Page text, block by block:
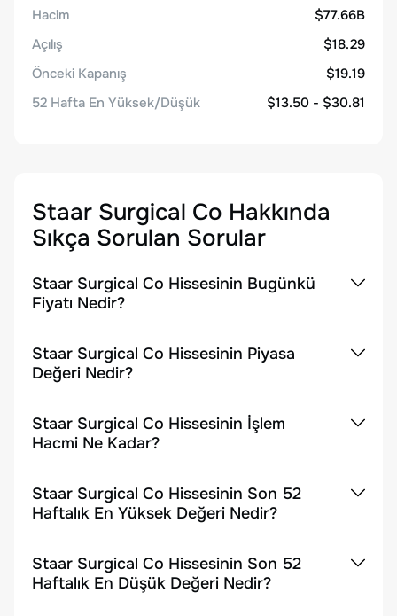
Hacim
$77.66B
Açılış
$18.29
Önceki Kapanış
$19.19
52 Hafta En Yüksek/Düşük
$13.50 - $30.81
Staar Surgical Co Hakkında
Sıkça Sorulan Sorular
Staar Surgical Co Hissesinin Bugünkü
Fiyatı Nedir?
Staar Surgical Co Hissesinin Piyasa
Değeri Nedir?
Staar Surgical Co Hissesinin İşlem
Hacmi Ne Kadar?
Staar Surgical Co Hissesinin Son 52
Haftalık En Yüksek Değeri Nedir?
Staar Surgical Co Hissesinin Son 52
Haftalık En Düşük Değeri Nedir?